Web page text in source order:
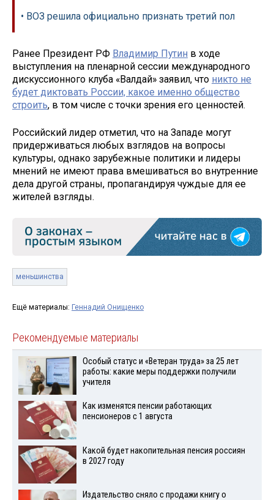
• ВОЗ решила официально признать третий пол
Ранее Президент РФ Владимир Путин в ходе
выступления на пленарной сессии международного
дискуссионного клуба «Валдай» заявил, что никто не
будет диктовать России, какое именно общество
строить, в том числе с точки зрения его ценностей.
Российский лидер отметил, что на Западе могут
придерживаться любых взглядов на вопросы
культуры, однако зарубежные политики и лидеры
мнений не имеют права вмешиваться во внутренние
дела другой страны, пропагандируя чуждые для ее
жителей взгляды.
меньшинства
Ещё материалы: Геннадий Онищенко
Рекомендуемые материалы
Особый статус и «Ветеран труда» за 25 лет
работы: какие меры поддержки получили
учителя
Как изменятся пенсии работающих
пенсионеров с 1 августа
Какой будет накопительная пенсия россиян
в 2027 году
Издательство сняло с продажи книгу о